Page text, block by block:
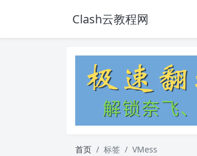
Clash云教程网
首页 标签 VMess